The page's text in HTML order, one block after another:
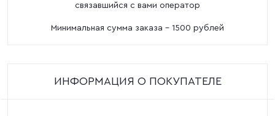
связавшийся с вами оператор
Минимальная сумма заказа - 1500 рублей
ИНФОРМАЦИЯ О ПОКУПАТЕЛЕ